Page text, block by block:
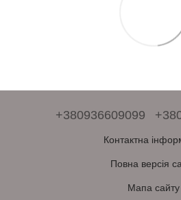
+380936609099
Контактна
Повна версія
Мапа сайту